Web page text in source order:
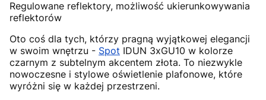
Regulowane reflektory, możliwość ukierunkowywania
reflektorów
Oto coś dla tych, którzy pragną wyjątkowej elegancji
w swoim wnętrzu - Spot IDUN 3xGU10 w kolorze
czarnym z subtelnym akcentem złota. To niezwykle
nowoczesne i stylowe oświetlenie plafonowe, które
wyróżni się w każdej przestrzeni.